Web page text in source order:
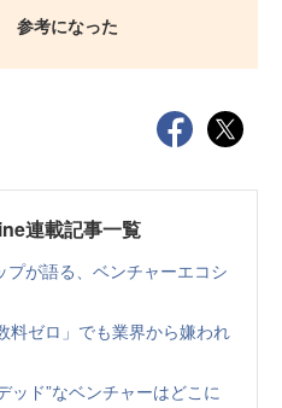
参考になった
連載記事一覧
が語る、ベンチャーエコシ
料ゼロ」でも業界から嫌われ
ッド”なベンチャーはどこに